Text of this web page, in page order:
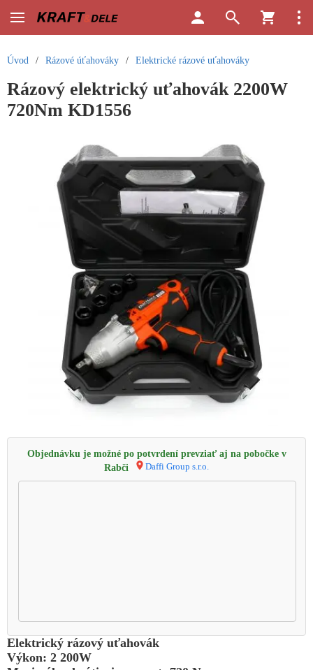
Úvod / Rázové úťahováky / Elektrické rázové uťahováky
Rázový elektrický uťahovák 2200W
720Nm KD1556
Objednávku je možné po potvrdení prevziať aj na pobočke v
Rabči
Daffi Group s.r.o.
Elektrický rázový uťahovák
Výkon: 2 200W